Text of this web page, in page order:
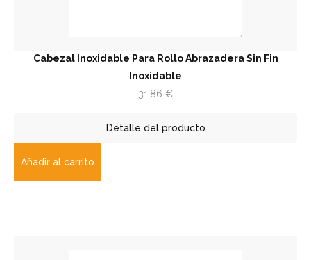
Cabezal Inoxidable Para Rollo Abrazadera Sin Fin
Inoxidable
31,86 €
Detalle del producto
Añadir al carrito